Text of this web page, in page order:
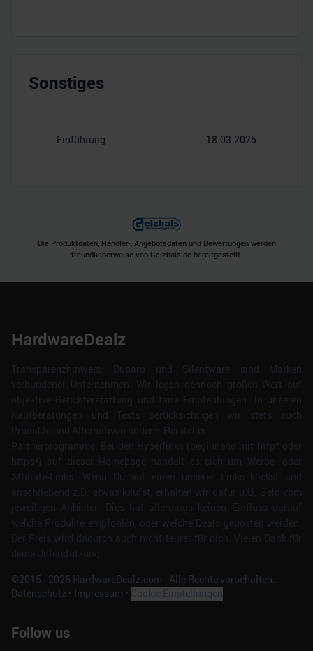
Sonstiges
Einführung 18.03.2025
Die Produktdaten, Händler-, Angebotsdaten und Bewertungen werden
freundlicherweise von Geizhals.de bereitgestellt.
HardwareDealz
©2015 - 2026 HardwareDealz.com - Alle Rechte vorbehalten.
Datenschutz • Impressum •
Follow us